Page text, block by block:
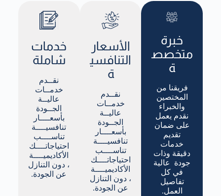
خبرة
متخصص
ة
فريقنا من
المختصين
والخبراء
نقدم يعمل
على ضمان
تقديم
خدمات
دقيقة وذات
جودة عالية
في كل
تفاصيل
العمل.
الأسعار
التنافسي
ة
نقــدم
خدمــات
عاليــة
الجــودة
بأسعــــار
تنافسيــــة
تناســــب
احتياجاتــــك
الأكاديميــــة
، دون التنازل
عن الجودة.
خدمات
شاملة
نقــدم
خدمــات
عاليــة
الجــودة
بأسعــــار
تنافسيــــة
تناســــب
احتياجاتــــك
الأكاديميــــة
، دون التنازل
عن الجودة.